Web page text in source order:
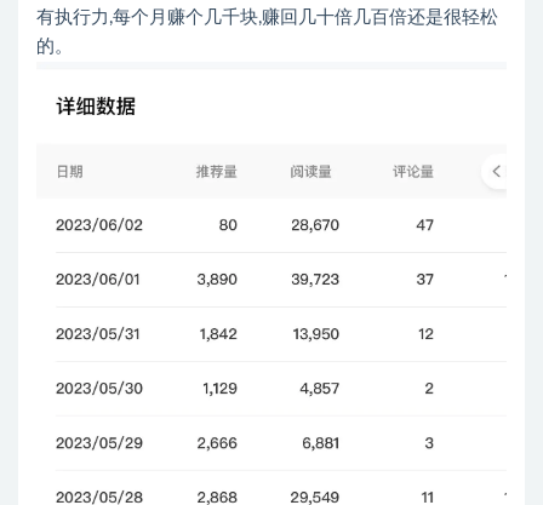
有执行力,每个月赚个几千块,赚回几十倍几百倍还是很轻松
的。